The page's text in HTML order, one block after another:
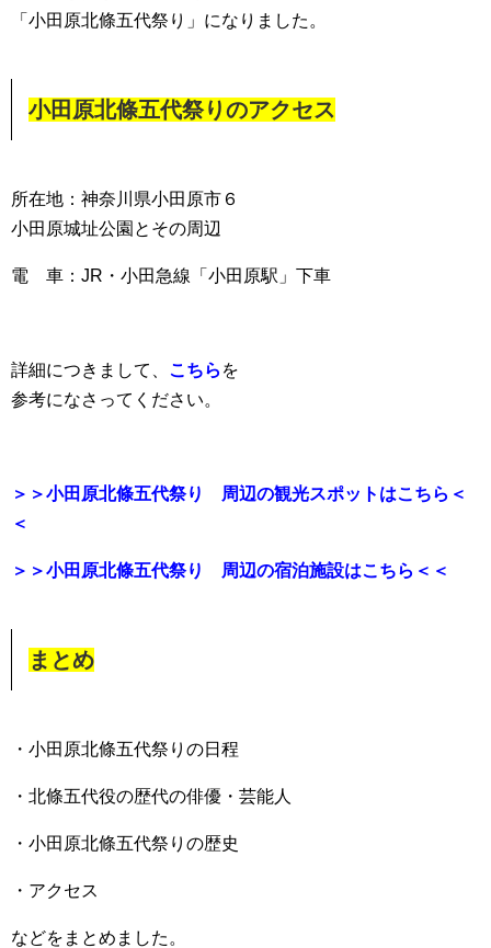
「小田原北條五代祭り」になりました。
小田原北條五代祭りのアクセス
所在地：神奈川県小田原市６
小田原城址公園とその周辺
電 車：JR・小田急線「小田原駅」下車
詳細につきまして、 こちら を
参考になさってください。
＞＞小田原北條五代祭り 周辺の観光スポットはこちら＜
＜
＞＞小田原北條五代祭り 周辺の宿泊施設はこちら＜＜
まとめ
・小田原北條五代祭りの日程
・北條五代役の歴代の俳優・芸能人
・小田原北條五代祭りの歴史
・アクセス
などをまとめました。